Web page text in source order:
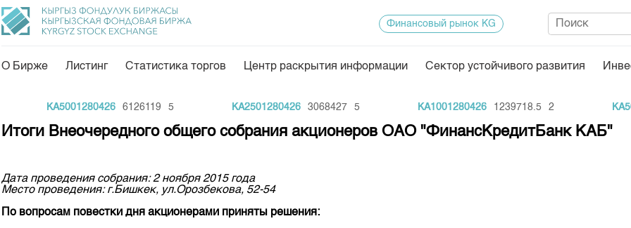
Общая информация
Руководство
Внутренний аудитор
Товарно-сырьевой сектор
Центр раскрытия информации
Тарифы
Аналитика
Биржевая деятельность
Итоги
Финансовый рынок KG
О Бирже Листинг Статистика торгов Центр раскрытия информации Сектор устойчивого развития
KA5001280426 6126119 5 KA2501280426 3068427 5 KA1001280426 1239718.5 2
Итоги Внеочередного общего собрания акционеров ОАО "ФинансКредитБанк КАБ"
Дата проведения собрания: 2 ноября 2015 года
Место проведения: г.Бишкек, ул.Орозбекова, 52-54
По вопросам повестки дня акционерами приняты решения: